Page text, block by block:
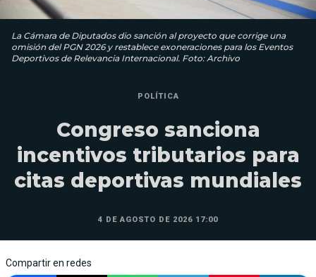
La Cámara de Diputados dio sanción al proyecto que corrige una
omisión del PGN 2026 y restablece exoneraciones para los Eventos
Deportivos de Relevancia Internacional. Foto: Archivo
POLÍTICA
Congreso sanciona
incentivos tributarios para
citas deportivas mundiales
4 DE AGOSTO DE 2026 17:00
Compartir en redes